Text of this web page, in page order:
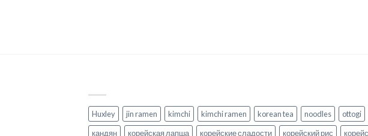
Huxley jin ramen kimchi kimchi ramen korean tea noodles ottogi
кандян
корейская лапша корейские сладости корейский рис